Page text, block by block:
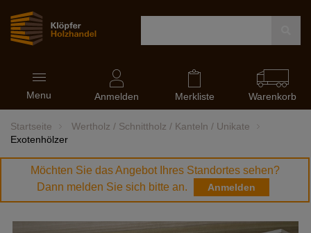
Navigation
ein-
und
ausblenden
Menu Anmelden Merkliste Warenkorb
Startseite
Wertholz / Schnittholz / Kanteln / Unikate
Exotenhölzer
Möchten Sie das Angebot Ihres Standortes sehen?
Dann melden Sie sich bitte an.
Anmelden